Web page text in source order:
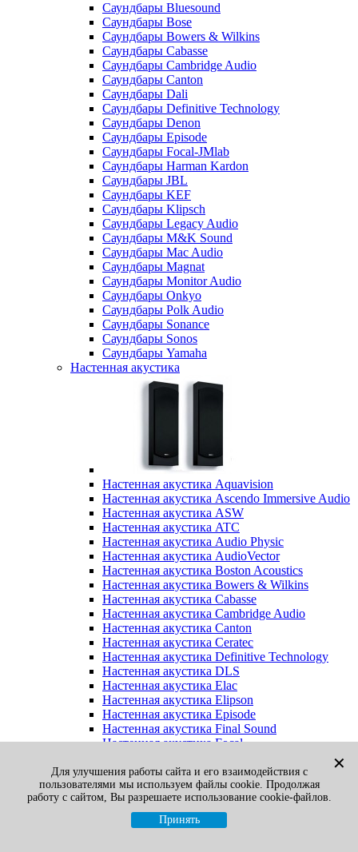
Саундбары Bluesound
Саундбары Bose
Саундбары Bowers & Wilkins
Саундбары Cabasse
Саундбары Cambridge Audio
Саундбары Canton
Саундбары Dali
Саундбары Definitive Technology
Саундбары Denon
Саундбары Episode
Саундбары Focal-JMlab
Саундбары Harman Kardon
Саундбары JBL
Саундбары KEF
Саундбары Klipsch
Саундбары Legacy Audio
Саундбары M&K Sound
Саундбары Mac Audio
Саундбары Magnat
Саундбары Monitor Audio
Саундбары Onkyo
Саундбары Polk Audio
Саундбары Sonance
Саундбары Sonos
Саундбары Yamaha
Настенная акустика
Настенная акустика Aquavision
Настенная акустика Ascendo Immersive Audio
Настенная акустика ASW
Настенная акустика ATC
Настенная акустика Audio Physic
Настенная акустика AudioVector
Настенная акустика Boston Acoustics
Настенная акустика Bowers & Wilkins
Настенная акустика Cabasse
Настенная акустика Cambridge Audio
Настенная акустика Canton
Настенная акустика Ceratec
Настенная акустика Definitive Technology
Настенная акустика DLS
Настенная акустика Elac
Настенная акустика Elipson
Настенная акустика Episode
Настенная акустика Final Sound
Настенная акустика Focal
Настенная акустика Heco
Настенная акустика Jamo
Настенная акустика KEF
Настенная акустика Klipsch
Настенная акустика Legacy
✕
Для улучшения работы сайта и его взаимодействия с
пользователями мы используем файлы cookie. Продолжая
работу с сайтом, Вы разрешаете использование cookie-файлов.
Принять